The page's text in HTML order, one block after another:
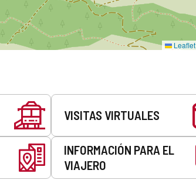
Leaflet
VISITAS VIRTUALES
INFORMACIÓN PARA EL
VIAJERO